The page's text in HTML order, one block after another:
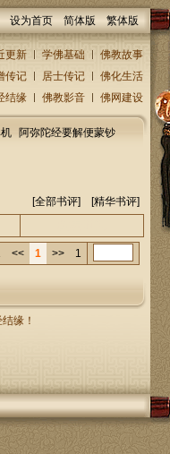
设为首页 简体版 繁体版
更新 学佛基础
佛教故事
传记 居士传记
佛化生活
结缘 佛教影音 佛网建设
阿弥陀经要解便蒙钞
[全部书评] [精华书评]
<< 1 >> 1
缘！